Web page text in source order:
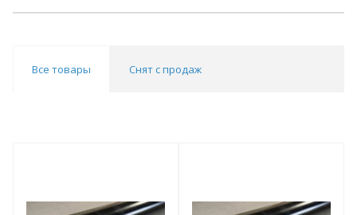
Все товары Снят с продаж